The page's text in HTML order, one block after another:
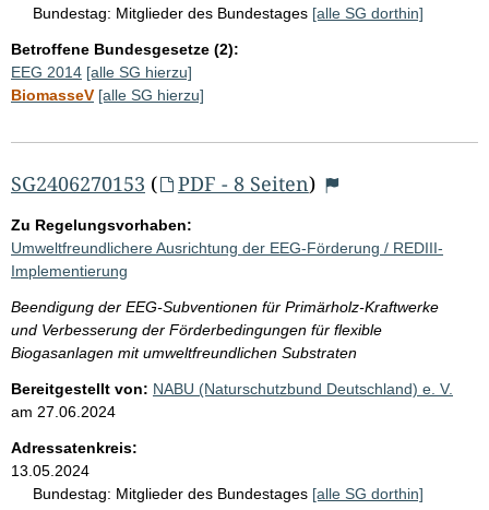
Bundestag: Mitglieder des Bundestages [alle SG dorthin]
Betroffene Bundesgesetze (2):
EEG 2014 [alle SG hierzu]
BiomasseV [alle SG hierzu]
SG2406270153 ( PDF - 8 Seiten)
Zu Regelungsvorhaben:
Umweltfreundlichere Ausrichtung der EEG-Förderung / REDIII-
Implementierung
Beendigung der EEG-Subventionen für Primärholz-Kraftwerke
und Verbesserung der Förderbedingungen für flexible
Biogasanlagen mit umweltfreundlichen Substraten
Bereitgestellt von: NABU (Naturschutzbund Deutschland) e. V.
am 27.06.2024
Adressatenkreis:
13.05.2024
Bundestag: Mitglieder des Bundestages [alle SG dorthin]